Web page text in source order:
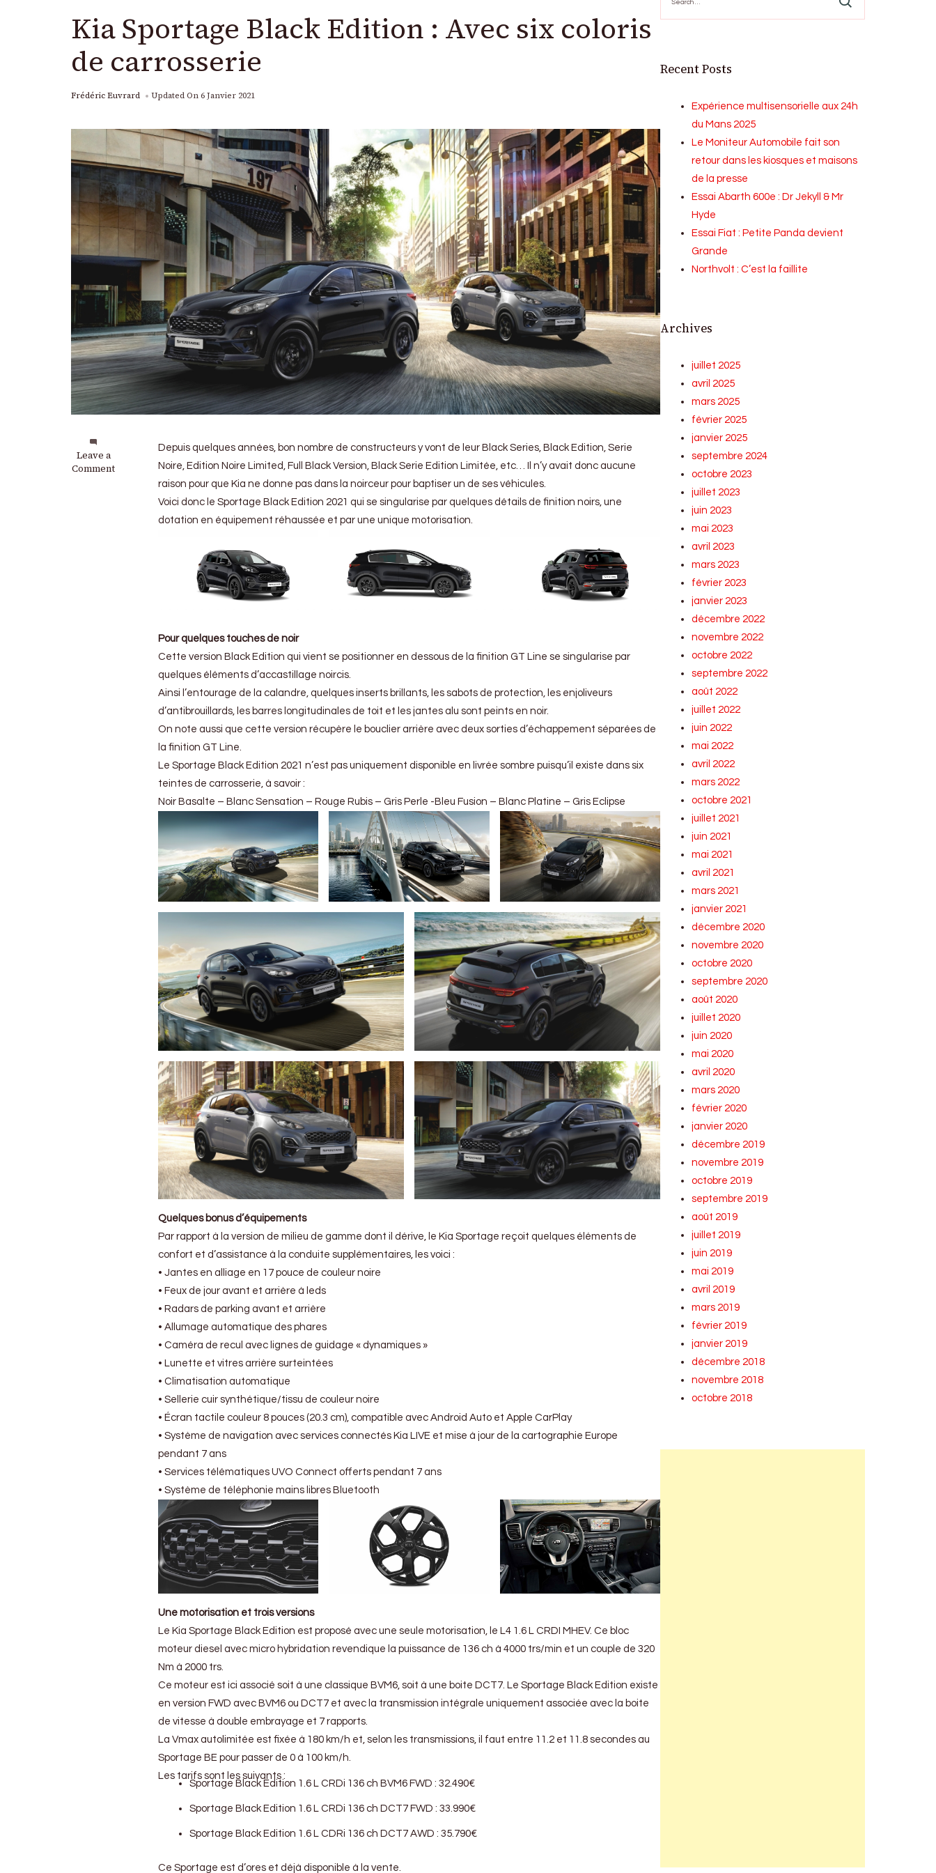
Kia Sportage Black Edition : Avec six coloris
de carrosserie
Frédéric Euvrard Updated On6 Janvier 2021
Leave a
Comment
on
Kia
Depuis quelques années, bon nombre de constructeurs y vont de leur Black Series, Black Edition, Serie
Noire, Edition Noire Limited, Full Black Version, Black Serie Edition Limitée, etc… Il n’y avait donc aucune
raison pour que Kia ne donne pas dans la noirceur pour baptiser un de ses véhicules.
Voici donc le Sportage Black Edition 2021 qui se singularise par quelques détails de finition noirs, une
dotation en équipement réhaussée et par une unique motorisation.
Pour quelques touches de noir
Cette version Black Edition qui vient se positionner en dessous de la finition GT Line se singularise par
quelques éléments d’accastillage noircis.
Ainsi l’entourage de la calandre, quelques inserts brillants, les sabots de protection, les enjoliveurs
d’antibrouillards, les barres longitudinales de toit et les jantes alu sont peints en noir.
On note aussi que cette version récupère le bouclier arrière avec deux sorties d’échappement séparées de
la finition GT Line.
Le Sportage Black Edition 2021 n’est pas uniquement disponible en livrée sombre puisqu’il existe dans six
teintes de carrosserie, à savoir :
Noir Basalte – Blanc Sensation – Rouge Rubis – Gris Perle -Bleu Fusion – Blanc Platine – Gris Eclipse
Quelques bonus d’équipements
Par rapport à la version de milieu de gamme dont il dérive, le Kia Sportage reçoit quelques éléments de
confort et d’assistance à la conduite supplémentaires, les voici :
• Jantes en alliage en 17 pouce de couleur noire
• Feux de jour avant et arrière à leds
• Radars de parking avant et arrière
• Allumage automatique des phares
• Caméra de recul avec lignes de guidage « dynamiques »
• Lunette et vitres arrière surteintées
• Climatisation automatique
• Sellerie cuir synthétique/tissu de couleur noire
• Écran tactile couleur 8 pouces (20.3 cm), compatible avec Android Auto et Apple CarPlay
• Système de navigation avec services connectés Kia LIVE et mise à jour de la cartographie Europe
pendant 7 ans
• Services télématiques UVO Connect offerts pendant 7 ans
• Système de téléphonie mains libres Bluetooth
Une motorisation et trois versions
Le Kia Sportage Black Edition est proposé avec une seule motorisation, le L4 1.6 L CRDI MHEV. Ce bloc
moteur diesel avec micro hybridation revendique la puissance de 136 ch à 4000 trs/min et un couple de 320
Nm à 2000 trs.
Ce moteur est ici associé soit à une classique BVM6, soit à une boite DCT7. Le Sportage Black Edition existe
en version FWD avec BVM6 ou DCT7 et avec la transmission intégrale uniquement associée avec la boite
de vitesse à double embrayage et 7 rapports.
La Vmax autolimitée est fixée à 180 km/h et, selon les transmissions, il faut entre 11.2 et 11.8 secondes au
Sportage BE pour passer de 0 à 100 km/h.
Les tarifs sont les suivants :
Sportage Black Edition 1.6 L CRDi 136 ch BVM6 FWD : 32.490€
Sportage Black Edition 1.6 L CRDi 136 ch DCT7 FWD : 33.990€
Sportage Black Edition 1.6 L CDRi 136 ch DCT7 AWD : 35.790€
Ce Sportage est d’ores et déjà disponible à la vente.
Recent Posts
Expérience multisensorielle aux 24h
du Mans 2025
Le Moniteur Automobile fait son
retour dans les kiosques et maisons
de la presse
Essai Abarth 600e : Dr Jekyll & Mr
Hyde
Essai Fiat : Petite Panda devient
Grande
Northvolt : C’est la faillite
Archives
juillet 2025
avril 2025
mars 2025
février 2025
janvier 2025
septembre 2024
octobre 2023
juillet 2023
juin 2023
mai 2023
avril 2023
mars 2023
février 2023
janvier 2023
décembre 2022
novembre 2022
octobre 2022
septembre 2022
août 2022
juillet 2022
juin 2022
mai 2022
avril 2022
mars 2022
octobre 2021
juillet 2021
juin 2021
mai 2021
avril 2021
mars 2021
janvier 2021
décembre 2020
novembre 2020
octobre 2020
septembre 2020
août 2020
juillet 2020
juin 2020
mai 2020
avril 2020
mars 2020
février 2020
janvier 2020
décembre 2019
novembre 2019
octobre 2019
septembre 2019
août 2019
juillet 2019
juin 2019
mai 2019
avril 2019
mars 2019
février 2019
janvier 2019
décembre 2018
novembre 2018
octobre 2018